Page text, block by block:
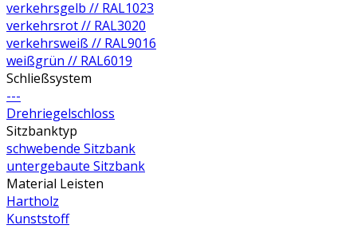
verkehrsgelb // RAL1023
verkehrsrot // RAL3020
verkehrsweiß // RAL9016
weißgrün // RAL6019
Schließsystem
---
Drehriegelschloss
Sitzbanktyp
schwebende Sitzbank
untergebaute Sitzbank
Material Leisten
Hartholz
Kunststoff